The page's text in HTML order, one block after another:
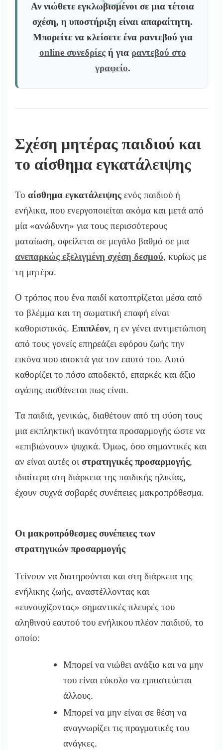
Αν νιώθετε εγκλωβισμένοι σε μια τέτοια
σχέση, η υποστήριξη είναι απαραίτητη.
Μπορείτε να κλείσετε ένα ραντεβού για
online συνεδρίεςή για ραντεβού στο
γραφείο.
Σχέση μητέρας παιδιού και
το αίσθημα εγκατάλειψης
Το αίσθημα εγκατάλειψης ενός παιδιού ή
ενήλικα, που ενεργοποιείται ακόμα και μετά από
μία «ανώδυνη» για τους περισσότερους
ματαίωση, οφείλεται σε μεγάλο βαθμό σε μια
ανεπαρκώς εξελιγμένη σχέση δεσμού, κυρίως με
τη μητέρα.
Ο τρόπος που ένα παιδί κατοπτρίζεται μέσα από
το βλέμμα και τη σωματική επαφή είναι
καθοριστικός. Επιπλέον, η εν γένει αντιμετώπιση
από τους γονείς επηρεάζει εφόρου ζωής την
εικόνα που αποκτά για τον εαυτό του. Αυτό
καθορίζει το πόσο αποδεκτό, επαρκές και άξιο
αγάπης αισθάνεται πως είναι.
Τα παιδιά, γενικώς, διαθέτουν από τη φύση τους
μια εκπληκτική ικανότητα προσαρμογής ώστε να
«επιβιώνουν» ψυχικά. Όμως, όσο σημαντικές και
αν είναι αυτές οι στρατηγικές προσαρμογής,
ιδιαίτερα στη διάρκεια της παιδικής ηλικίας,
έχουν συχνά σοβαρές συνέπειες μακροπρόθεσμα.
Οι μακροπρόθεσμες συνέπειες των
στρατηγικών προσαρμογής
Τείνουν να διατηρούνται και στη διάρκεια της
ενήλικης ζωής, αναστέλλοντας και
«ευνουχίζοντας» σημαντικές πλευρές του
αληθινού εαυτού του ενήλικου πλέον παιδιού, το
οποίο:
Μπορεί να νιώθει ανάξιο και να μην
του είναι εύκολο να εμπιστεύεται
άλλους.
Μπορεί να μην είναι σε θέση να
αναγνωρίζει τις πραγματικές του
ανάγκες.